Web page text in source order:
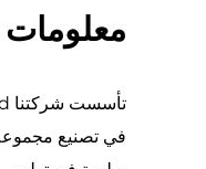
معلومات
في تصنيع مجموعة